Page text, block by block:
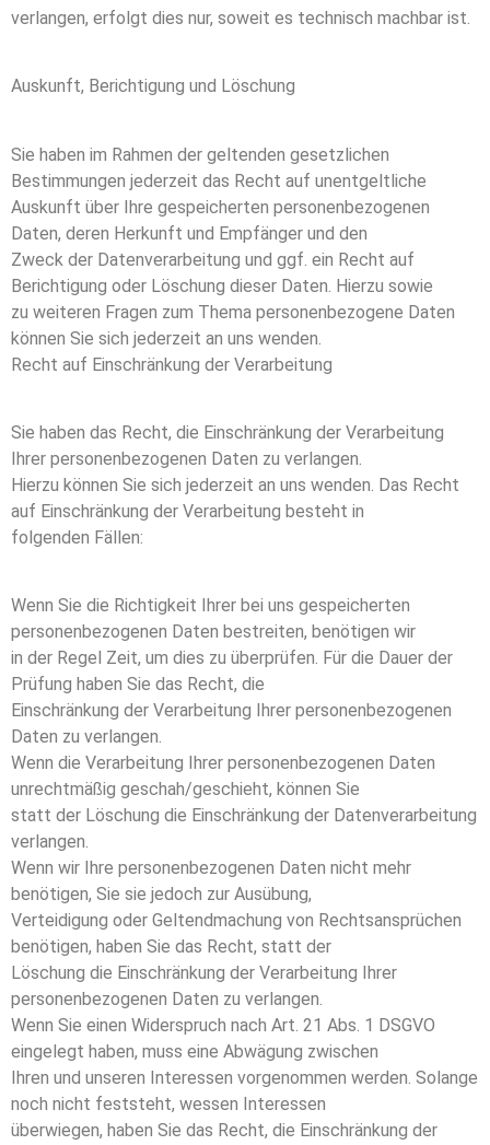
verlangen, erfolgt dies nur, soweit es technisch machbar ist.
Auskunft, Berichtigung und Löschung
Sie haben im Rahmen der geltenden gesetzlichen
Bestimmungen jederzeit das Recht auf unentgeltliche
Auskunft über Ihre gespeicherten personenbezogenen
Daten, deren Herkunft und Empfänger und den
Zweck der Datenverarbeitung und ggf. ein Recht auf
Berichtigung oder Löschung dieser Daten. Hierzu sowie
zu weiteren Fragen zum Thema personenbezogene Daten
können Sie sich jederzeit an uns wenden.
Recht auf Einschränkung der Verarbeitung
Sie haben das Recht, die Einschränkung der Verarbeitung
Ihrer personenbezogenen Daten zu verlangen.
Hierzu können Sie sich jederzeit an uns wenden. Das Recht
auf Einschränkung der Verarbeitung besteht in
folgenden Fällen:
Wenn Sie die Richtigkeit Ihrer bei uns gespeicherten
personenbezogenen Daten bestreiten, benötigen wir
in der Regel Zeit, um dies zu überprüfen. Für die Dauer der
Prüfung haben Sie das Recht, die
Einschränkung der Verarbeitung Ihrer personenbezogenen
Daten zu verlangen.
Wenn die Verarbeitung Ihrer personenbezogenen Daten
unrechtmäßig geschah/geschieht, können Sie
statt der Löschung die Einschränkung der Datenverarbeitung
verlangen.
Wenn wir Ihre personenbezogenen Daten nicht mehr
benötigen, Sie sie jedoch zur Ausübung,
Verteidigung oder Geltendmachung von Rechtsansprüchen
benötigen, haben Sie das Recht, statt der
Löschung die Einschränkung der Verarbeitung Ihrer
personenbezogenen Daten zu verlangen.
Wenn Sie einen Widerspruch nach Art. 21 Abs. 1 DSGVO
eingelegt haben, muss eine Abwägung zwischen
Ihren und unseren Interessen vorgenommen werden. Solange
noch nicht feststeht, wessen Interessen
überwiegen, haben Sie das Recht, die Einschränkung der